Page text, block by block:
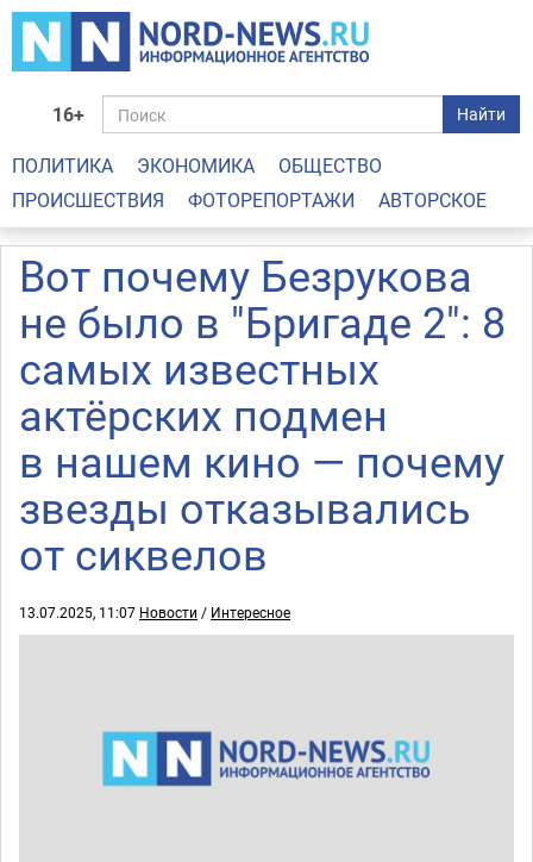
16+ Найти
ПОЛИТИКА ЭКОНОМИКА
ОБЩЕСТВО
ПРОИСШЕСТВИЯ
ФОТОРЕПОРТАЖИ АВТОРСКОЕ
Вот почему Безрукова
не было в "Бригаде 2": 8
самых известных
актёрских подмен
в нашем кино — почему
звезды отказывались
от сиквелов
13.07.2025, 11:07 Новости / Интересное